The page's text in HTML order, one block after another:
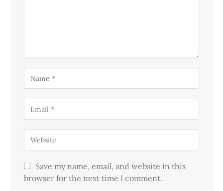
Save my name, email, and website in this
browser for the next time I comment.